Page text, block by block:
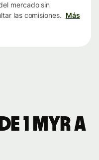
mercado sin
las comisiones. Más
1 MYR a